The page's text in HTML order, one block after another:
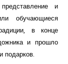
и
обучающиеся
в конце
и прошло
подарков.